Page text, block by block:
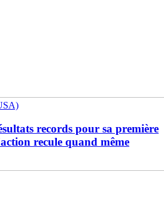
records pour sa première
recule quand même